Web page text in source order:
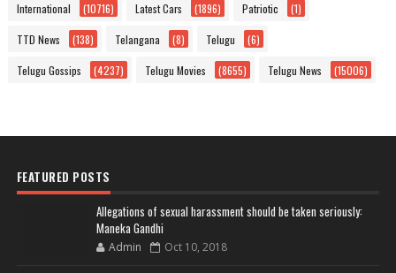
International (10716) Latest Cars (1896) Patriotic (1)
TTD News (138) Telangana (8) Telugu (6)
Telugu Gossips (4237) Telugu Movies (8655) Telugu News (15006)
FEATURED POSTS
Allegations of sexual harassment should be taken seriously:
Maneka Gandhi
Admin Oct 10, 2018